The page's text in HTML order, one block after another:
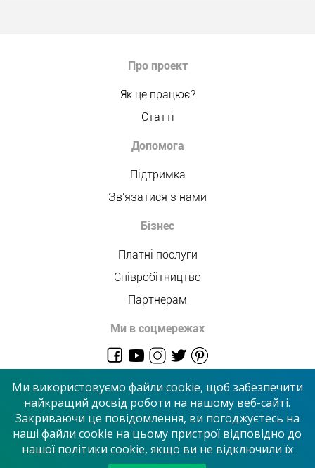
Про проект
Як це працює?
Статті
Допомога
Підтримка
Зв'язатися з нами
Бізнес
Платні послуги
Співробітництво
Партнерам
Ми в соцмережах
© 2026 “Сервісний центр”
Приймаємо до оплати
Ми використовуємо файли cookie, щоб забезпечити
найкращий досвід роботи на нашому веб-сайті.
Закриваючи це повідомлення, ви погоджуєтесь на
наші файли cookie на цьому пристрої відповідно до
нашої політики cookie, якщо ви не відключили їх